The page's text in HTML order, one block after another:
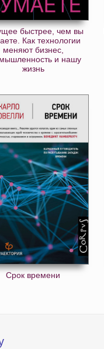
быстрее, чем вы
Как технологии
меняют бизнес,
и нашу
жизнь
Срок времени